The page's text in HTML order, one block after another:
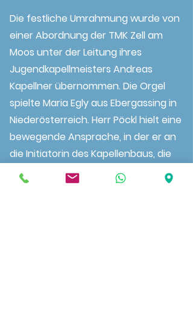
Die festliche Umrahmung wurde von
einer Abordnung der TMK Zell am
Moos unter der Leitung ihres
Jugendkapellmeisters Andreas
Kapellner übernommen. Die Orgel
spielte Maria Egly aus Ebergassing in
Niederösterreich. Herr Pöckl hielt eine
bewegende Ansprache, in der er an
die Initiatorin des Kapellenbaus, die
verstorbene Mutter Maria Pöckl,
erinnerte. Zu ihrem Andenken wurde